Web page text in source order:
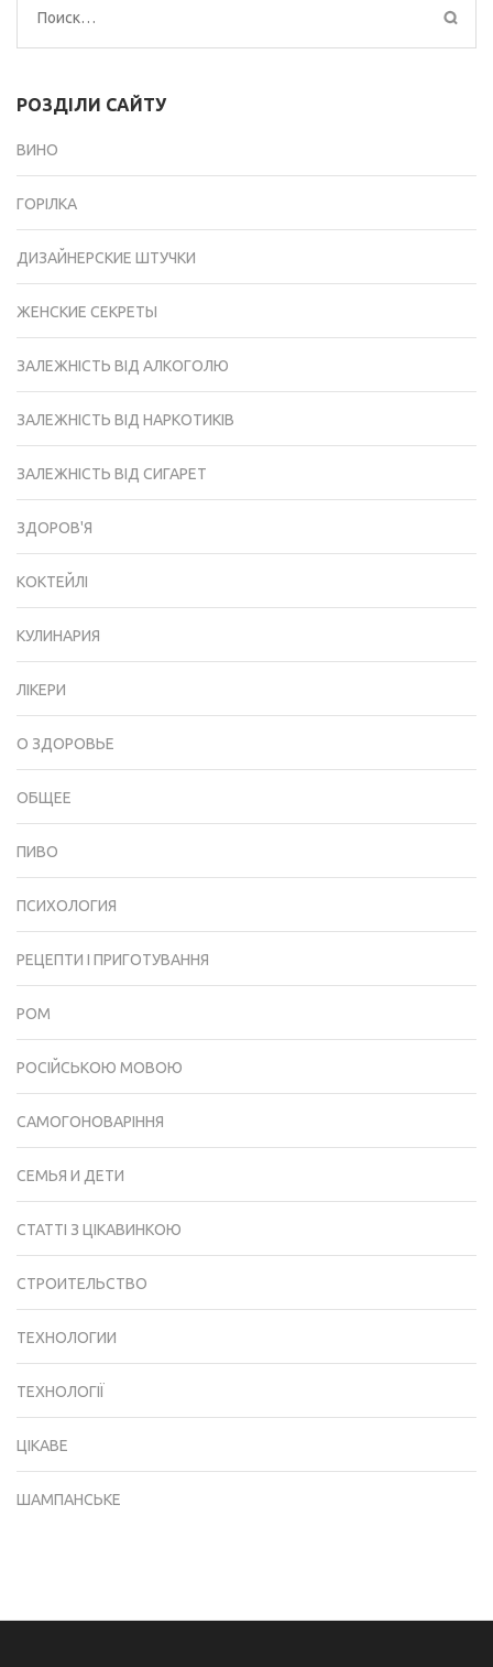
Найти:
РОЗДІЛИ САЙТУ
ВИНО
ГОРІЛКА
ДИЗАЙНЕРСКИЕ ШТУЧКИ
ЖЕНСКИЕ СЕКРЕТЫ
ЗАЛЕЖНІСТЬ ВІД АЛКОГОЛЮ
ЗАЛЕЖНІСТЬ ВІД НАРКОТИКІВ
ЗАЛЕЖНІСТЬ ВІД СИГАРЕТ
ЗДОРОВ'Я
КОКТЕЙЛІ
КУЛИНАРИЯ
ЛІКЕРИ
О ЗДОРОВЬЕ
ОБЩЕЕ
ПИВО
ПСИХОЛОГИЯ
РЕЦЕПТИ І ПРИГОТУВАННЯ
РОМ
РОСІЙСЬКОЮ МОВОЮ
САМОГОНОВАРІННЯ
СЕМЬЯ И ДЕТИ
СТАТТІ З ЦІКАВИНКОЮ
СТРОИТЕЛЬСТВО
ТЕХНОЛОГИИ
ТЕХНОЛОГІЇ
ЦІКАВЕ
ШАМПАНСЬКЕ